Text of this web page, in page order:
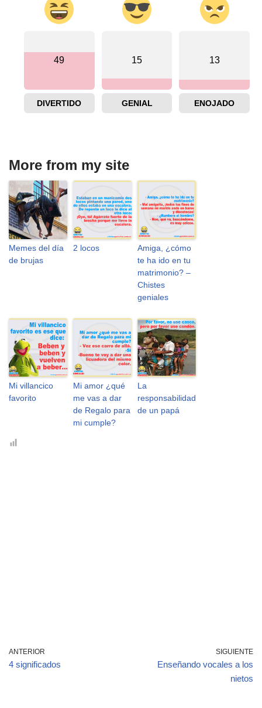
49
DIVERTIDO
15
GENIAL
13
ENOJADO
More from my site
Memes del día
de brujas
2 locos
Amiga, ¿cómo
te ha ido en tu
matrimonio? –
Chistes
geniales
Mi villancico
favorito
Mi amor ¿qué
me vas a dar
de Regalo para
mi cumple?
La
responsabilidad
de un papá
ANTERIOR
4 significados
SIGUIENTE
Enseñando vocales a los
nietos